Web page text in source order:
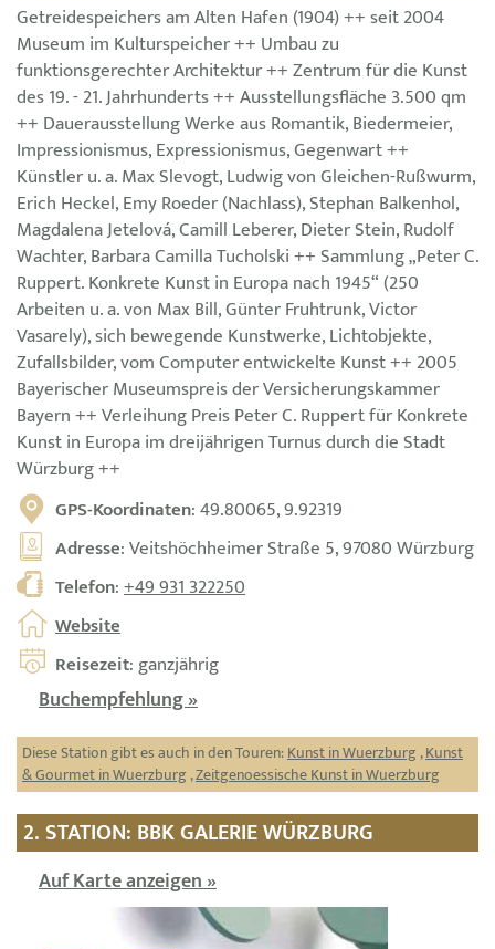
Getreidespeichers am Alten Hafen (1904) ++ seit 2004
Museum im Kulturspeicher ++ Umbau zu
funktionsgerechter Architektur ++ Zentrum für die Kunst
des 19. - 21. Jahrhunderts ++ Ausstellungsfläche 3.500 qm
++ Dauerausstellung Werke aus Romantik, Biedermeier,
Impressionismus, Expressionismus, Gegenwart ++
Künstler u. a. Max Slevogt, Ludwig von Gleichen-Rußwurm,
Erich Heckel, Emy Roeder (Nachlass), Stephan Balkenhol,
Magdalena Jetelová, Camill Leberer, Dieter Stein, Rudolf
Wachter, Barbara Camilla Tucholski ++ Sammlung „Peter C.
Ruppert. Konkrete Kunst in Europa nach 1945“ (250
Arbeiten u. a. von Max Bill, Günter Fruhtrunk, Victor
Vasarely), sich bewegende Kunstwerke, Lichtobjekte,
Zufallsbilder, vom Computer entwickelte Kunst ++ 2005
Bayerischer Museumspreis der Versicherungskammer
Bayern ++ Verleihung Preis Peter C. Ruppert für Konkrete
Kunst in Europa im dreijährigen Turnus durch die Stadt
Würzburg ++
GPS-Koordinaten: 49.80065, 9.92319
Adresse: Veitshöchheimer Straße 5, 97080 Würzburg
Telefon:+49 931 322250
Website
Reisezeit: ganzjährig
Buchempfehlung »
Diese Station gibt es auch in den Touren:Kunst in Wuerzburg ,Kunst
& Gourmet in Wuerzburg ,Zeitgenoessische Kunst in Wuerzburg
2. STATION: BBK GALERIE WÜRZBURG
Auf Karte anzeigen »